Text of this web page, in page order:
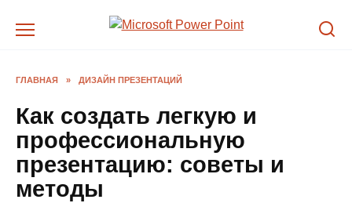
ГЛАВНАЯ » ДИЗАЙН ПРЕЗЕНТАЦИЙ
Как создать легкую и
профессиональную
презентацию: советы и
методы